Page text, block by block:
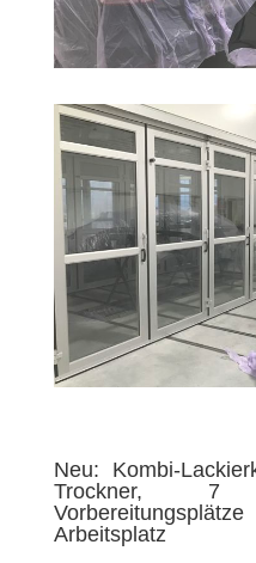
Neu: Kombi-
Trockner, 7
Arbeitsplatz